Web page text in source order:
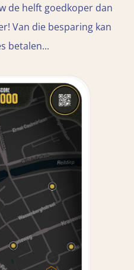
de helft goedkoper dan
Van die besparing kan
betalen...